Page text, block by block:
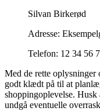
Silvan Birkerød
Adresse:
Telefon: 12 34 56
Med de rette
godt klædt på til at
shoppingoplevelse.
undgå eventuelle